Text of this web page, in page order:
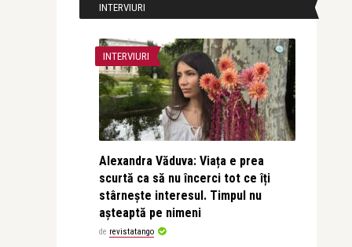
INTERVIURI
INTERVIURI
Alexandra Văduva: Viața e prea
scurtă ca să nu încerci tot ce îți
stârnește interesul. Timpul nu
așteaptă pe nimeni
de revistatango